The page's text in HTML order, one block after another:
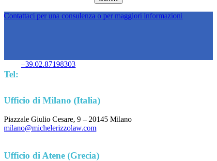
Contattaci per una consulenza o per maggiori informazioni
Tel:
+39.02.87198303
Ufficio di Milano (Italia)
Piazzale Giulio Cesare, 9 – 20145 Milano
milano@michelerizzolaw.com
Ufficio di Atene (Grecia)